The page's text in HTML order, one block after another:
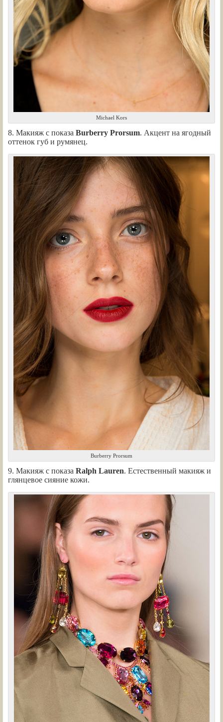
Michael Kors
8. Макияж с показа Burberry Prorsum. Акцент на ягодный
оттенок губ и румянец.
Burberry Prorsum
9. Макияж с показа Ralph Lauren. Естественный макияж и
глянцевое сияние кожи.